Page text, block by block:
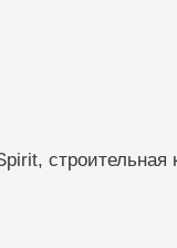
строительная